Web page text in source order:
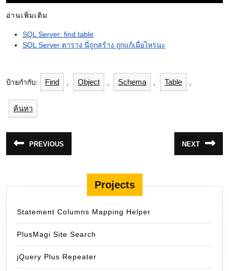
อ่านเพิ่มเติม
SQL Server: find table
SQL Server ตาราง นี่ถูกสร้าง ถูกแก้เมื่อไหร่นะ
ป้ายกำกับ: Find Object Schema Table
ค้นหา
แนะแนว
เรื่อง
PREVIOUS
post:
NEXT
post:
Projects
Statement Columns Mapping Helper
PlusMagi Site Search
jQuery Plus Repeater